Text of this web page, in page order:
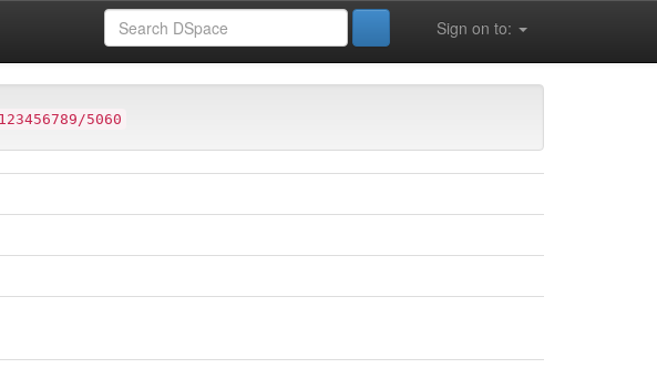
Sign on to:
et des Sciences de Gestion (FSECSG)
5060